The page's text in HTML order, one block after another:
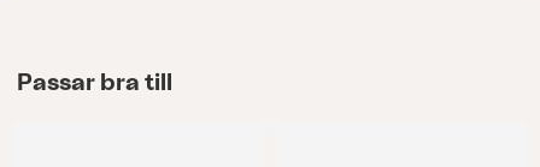
Passar bra till